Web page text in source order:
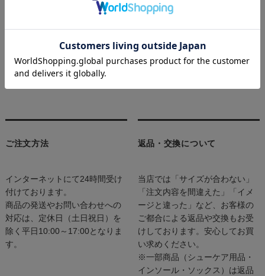
For shipping outside of Japan, you can use WorldShopping's
WorldShopping HELPページ（日本語）
WorldShopping HELP（English）
ご注文方法
インターネットにて24時間受け
付けております。
商品の発送やお問い合わせへの
対応は、定休日（土日祝日）を
除く平日10:00～17:00となりま
す。
返品・交換について
当店では「サイズが合わない」
「注文内容を間違えた」「イメ
ージと違った」など、お客様の
ご都合による返品や交換もお受
けしております。安心してお買
い求めください。
※一部商品（シューケア用品・
インソール・ソックス）は返品